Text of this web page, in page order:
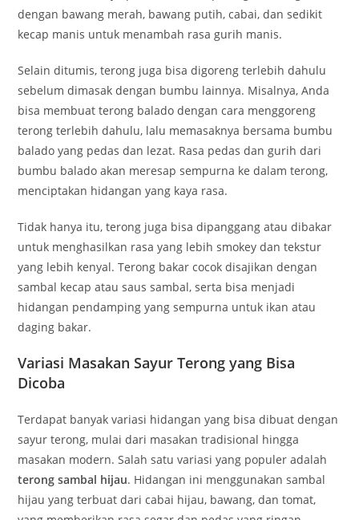
dengan bawang merah, bawang putih, cabai, dan sedikit
kecap manis untuk menambah rasa gurih manis.
Selain ditumis, terong juga bisa digoreng terlebih dahulu
sebelum dimasak dengan bumbu lainnya. Misalnya, Anda
bisa membuat terong balado dengan cara menggoreng
terong terlebih dahulu, lalu memasaknya bersama bumbu
balado yang pedas dan lezat. Rasa pedas dan gurih dari
bumbu balado akan meresap sempurna ke dalam terong,
menciptakan hidangan yang kaya rasa.
Tidak hanya itu, terong juga bisa dipanggang atau dibakar
untuk menghasilkan rasa yang lebih smokey dan tekstur
yang lebih kenyal. Terong bakar cocok disajikan dengan
sambal kecap atau saus sambal, serta bisa menjadi
hidangan pendamping yang sempurna untuk ikan atau
daging bakar.
Variasi Masakan Sayur Terong yang Bisa
Dicoba
Terdapat banyak variasi hidangan yang bisa dibuat dengan
sayur terong, mulai dari masakan tradisional hingga
masakan modern. Salah satu variasi yang populer adalah
terong sambal hijau. Hidangan ini menggunakan sambal
hijau yang terbuat dari cabai hijau, bawang, dan tomat,